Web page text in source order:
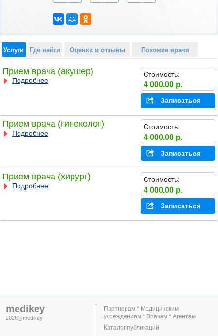
Услуги Где найти Оценки и отзывы Похожие врачи
Прием врача (акушер)
Подробнее
Стоимость:
4 000.00 р.
Записаться
Прием врача (гинеколог)
Подробнее
Стоимость:
4 000.00 р.
Записаться
Прием врача (хирург)
Подробнее
Стоимость:
4 000.00 р.
Записаться
medikey
2026@medikey
Партнерам * Медицинским
учреждениям * Врачам * Агентам
Каталог публикаций